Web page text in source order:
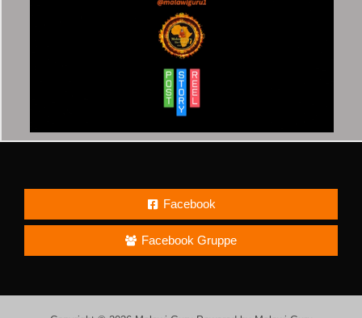
Facebook
Facebook Gruppe